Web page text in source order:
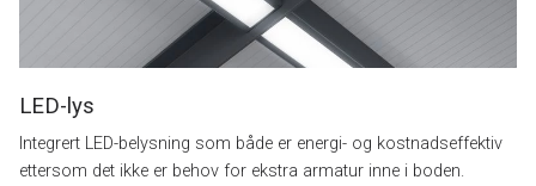
LED-lys
Integrert LED-belysning som både er energi- og kostnadseffektiv
ettersom det ikke er behov for ekstra armatur inne i boden.